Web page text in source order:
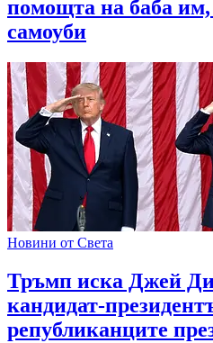
помощта на баба им,
самоуби
Новини от Света
Тръмп иска Джей Ди
кандидат-
републиканците